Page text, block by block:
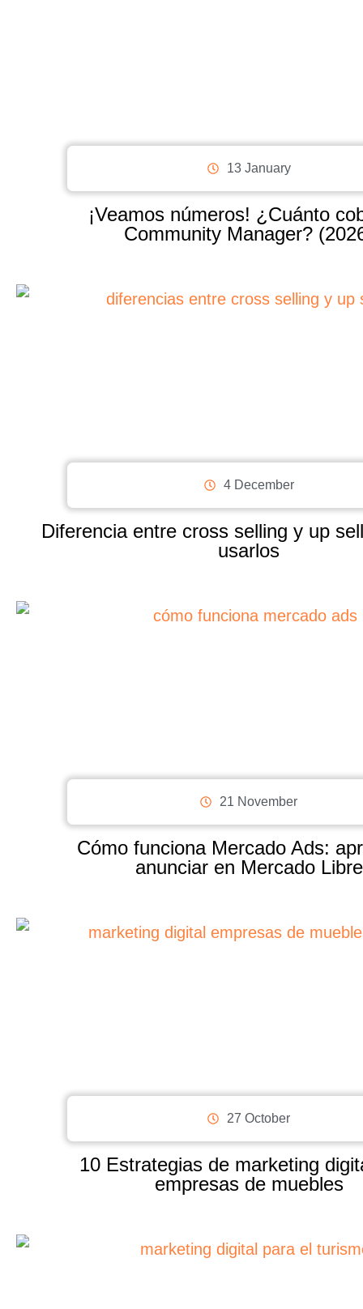
13 January
¡Veamos números! ¿Cuánto
Community Manager?
4 December
Diferencia entre cross selling y up
usarlos
21 November
Cómo funciona Mercado Ads:
anunciar en Mercado Libre
27 October
10 Estrategias de marketing
empresas de muebles